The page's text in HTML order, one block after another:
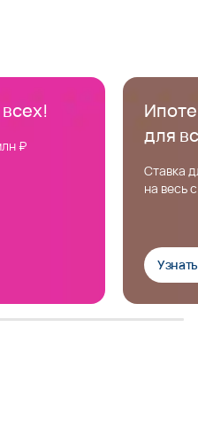
₽
для
Ставка
на весь